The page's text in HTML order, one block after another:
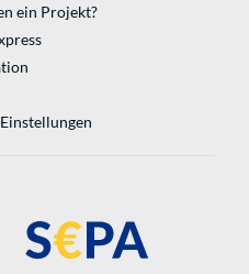
ein Projekt?